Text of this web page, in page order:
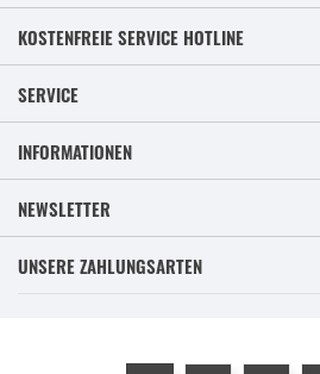
KOSTENFREIE SERVICE HOTLINE
SERVICE
INFORMATIONEN
NEWSLETTER
UNSERE ZAHLUNGSARTEN